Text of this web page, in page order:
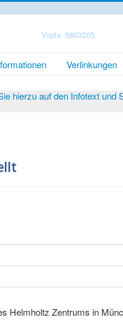
Visits: 5663205
Verlinkungen
hierzu auf den Infotext und
Helmholtz Zentrums in